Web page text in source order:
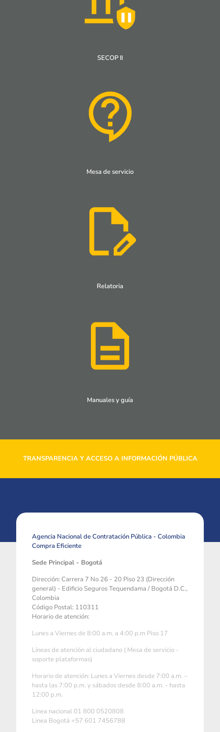
SECOP II
Mesa de servicio
Relatoria
Manuales y guía
TRANSPARENCIA Y ACCESO A INFORMACIÓN PÚBLICA
Agencia Nacional de Contratación Pública - Colombia
Compra Eficiente
Sede Principal - Bogotá
Dirección: Carrera 7 No 26 - 20 Piso 23 (Dirección
general) - Edificio Seguros Tequendama / Bogotá D.C.,
Colombia
Código Postal: 110311
Horario de atención:
Lunes a Viernes de 8:00 a.m. a 4:00 p.m Piso 17
Líneas de atención al ciudadano ( Mesa de servicio -
soporte plataformas)
Horario de atención: Lunes a Viernes desde 7:00 a.m. –
hasta las 7:00 p.m. y sábados desde 8:00 a.m. - hasta
12:00 p.m.
Linea nacional 01 800 0520808
Linea Bogotá +57 601 7456788